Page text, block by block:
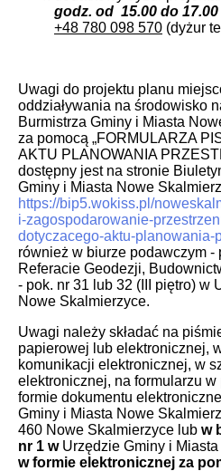
godz. od 15.00 do 17.00
+48 780 098 570 (dyżur
Uwagi do projektu planu
oddziaływania na środowisko
Burmistrza Gminy i Miasta
za pomocą „FORMULARZA
AKTU PLANOWANIA
dostępny jest na stronie
Gminy i Miasta Nowe
https://bip5.wokiss.pl/
i-zagospodarowanie-
dotyczacego-aktu-planowania-
również w biurze podawczym -
Referacie Geodezji,
- pok. nr 31 lub 32 (III piętro) w
Nowe Skalmierzyce.
Uwagi należy składać na
papierowej lub elektronicznej,
komunikacji elektronicznej, w
elektronicznej, na formularzu
formie dokumentu
Gminy i Miasta Nowe
460 Nowe Skalmierzyce lub w
nr 1 w Urzędzie Gminy i
w formie elektronicznej za